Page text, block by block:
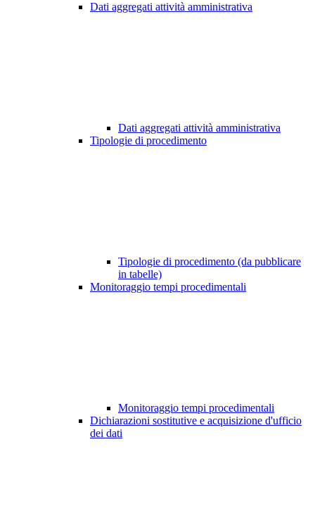
Dati aggregati attività amministrativa
Dati aggregati attività amministrativa
Tipologie di procedimento
Tipologie di procedimento (da pubblicare
in tabelle)
Monitoraggio tempi procedimentali
Monitoraggio tempi procedimentali
Dichiarazioni sostitutive e acquisizione d'ufficio
dei dati